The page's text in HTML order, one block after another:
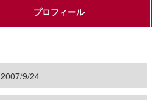
プロフィール
2007/9/24